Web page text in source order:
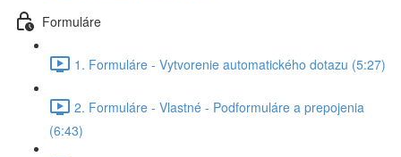
Formuláre
1. Formuláre - Vytvorenie automatického dotazu (5:27)
2. Formuláre - Vlastné - Podformuláre a prepojenia
(6:43)